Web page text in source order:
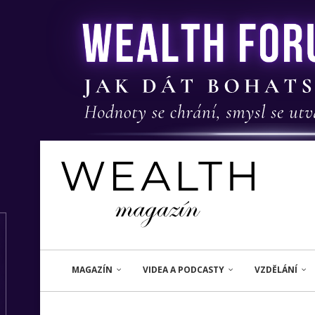
MAGAZÍN VIDEA A PODCASTY VZDĚLÁNÍ